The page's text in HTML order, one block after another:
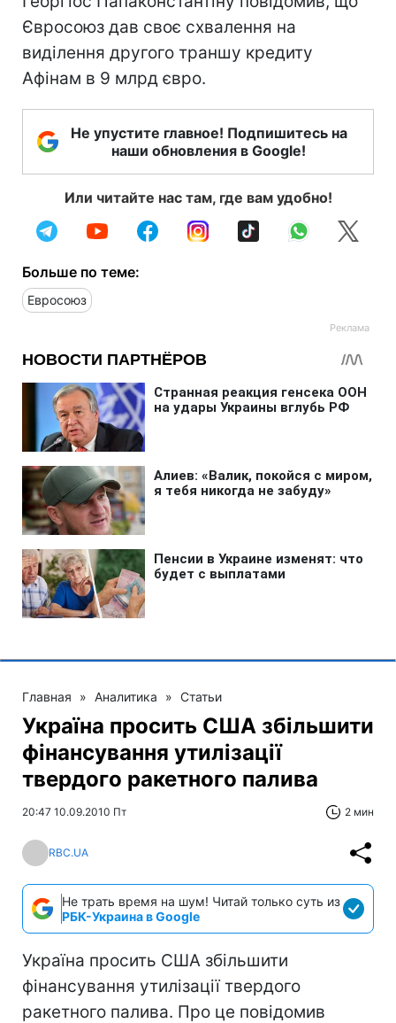
Євросоюз дав своє схвалення на
виділення другого траншу кредиту
Афінам в 9 млрд євро.
Не упустите главное! Подпишитесь на
наши обновления в Google!
Или читайте нас там, где вам удобно!
Больше по теме:
Евросоюз
Главная » Аналитика » Статьи
Україна просить США збільшити
фінансування утилізації
твердого ракетного палива
20:47 10.09.2010 Пт 2 мин
RBC.UA
Не трать время на шум! Читай только суть из
РБК-Украина в Google
Україна просить США збільшити
фінансування утилізації твердого
ракетного палива. Про це повідомив